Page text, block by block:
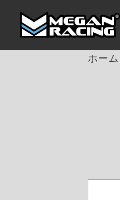
ホーム